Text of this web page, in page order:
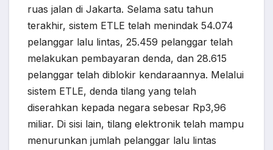
ruas jalan di Jakarta. Selama satu tahun
terakhir, sistem ETLE telah menindak 54.074
pelanggar lalu lintas, 25.459 pelanggar telah
melakukan pembayaran denda, dan 28.615
pelanggar telah diblokir kendaraannya. Melalui
sistem ETLE, denda tilang yang telah
diserahkan kepada negara sebesar Rp3,96
miliar. Di sisi lain, tilang elektronik telah mampu
menurunkan jumlah pelanggar lalu lintas